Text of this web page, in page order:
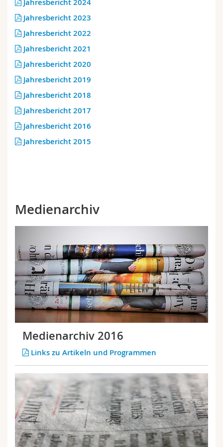
Math.-Nat. und Med. Fak.
Interfakultär
Mitarbeitende
Doktorierende
Webmail
Vorlesungsverzeichnis
MyUnifr
Jahresbericht 2024
Jahresbericht 2023
Jahresbericht 2022
Jahresbericht 2021
Jahresbericht 2020
Jahresbericht 2019
Jahresbericht 2018
Jahresbericht 2017
Jahresbericht 2016
Jahresbericht 2015
Medienarchiv
Medienarchiv 2016
Links zu Artikeln und Programmen